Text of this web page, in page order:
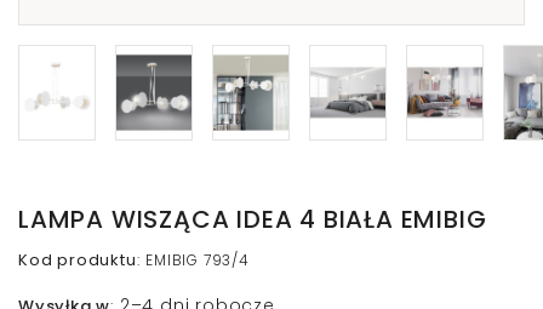
LAMPA WISZĄCA IDEA 4 BIAŁA EMIBIG
Kod produktu: EMIBIG 793/4